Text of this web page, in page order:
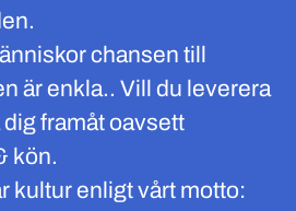
chansen till
är enkla.. Vill du leverera
framåt oavsett
kön.
kultur enligt vårt motto: